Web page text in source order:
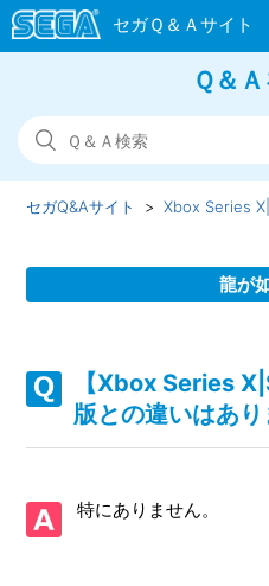
Ｑ＆
セガQ&Aサイト Xbox Series
龍が
どこですか
【Xbox Series X|S/龍が如く
【Xbox Series X|S/龍が如く
真を、動画サイト／SNS等で
【Xbox Series
版との違いはあ
特にありません。